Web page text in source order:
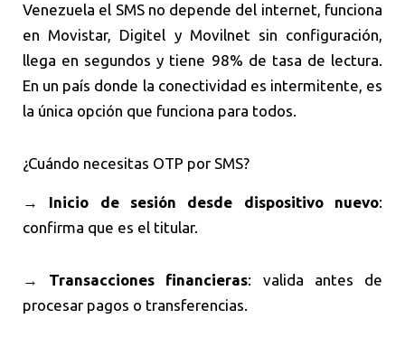
Venezuela el SMS no depende del internet, funciona
en Movistar, Digitel y Movilnet sin configuración,
llega en segundos y tiene 98% de tasa de lectura.
En un país donde la conectividad es intermitente, es
la única opción que funciona para todos.
¿Cuándo necesitas OTP por SMS?
→ Inicio de sesión desde dispositivo nuevo:
confirma que es el titular.
→ Transacciones financieras: valida antes de
procesar pagos o transferencias.